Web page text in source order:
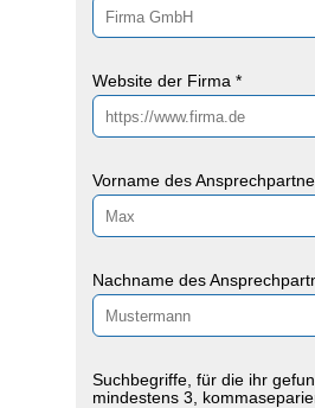
Website der Firma *
Vorname des
Nachname des
Suchbegriffe, für die ihr
mindestens 3,